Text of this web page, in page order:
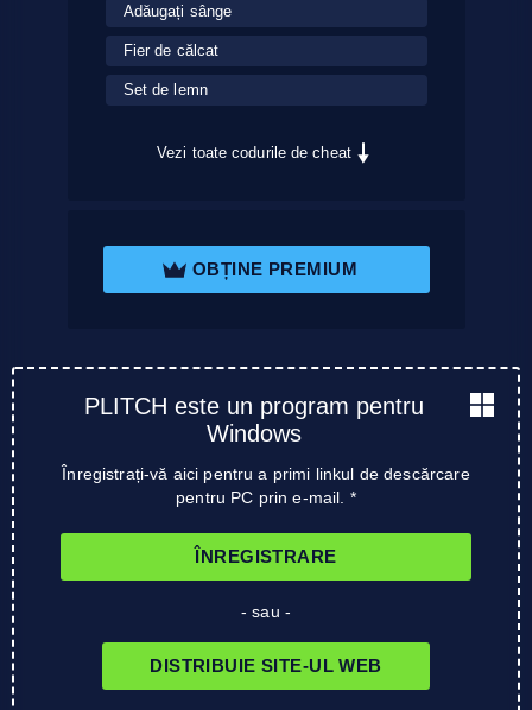
Adăugați sânge
Fier de călcat
Set de lemn
Vezi toate codurile de cheat
OBȚINE PREMIUM
PLITCH este un program pentru
Windows
Înregistrați-vă aici pentru a primi linkul de descărcare
pentru PC prin e-mail. *
ÎNREGISTRARE
- sau -
DISTRIBUIE SITE-UL WEB